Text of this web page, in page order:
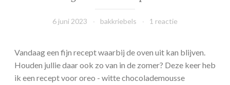
6 juni 2023 bakkriebels 1 reactie
Vandaag een fijn recept waarbij de oven uit kan blijven.
Houden jullie daar ook zo van in de zomer? Deze keer heb
ik een recept voor oreo - witte chocolademousse